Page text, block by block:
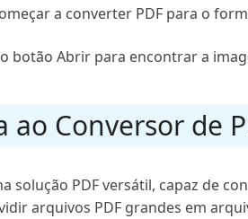
a converter PDF para o
botão Abrir para encontrar a
Conversor de
solução PDF versátil, capaz de
arquivos PDF grandes em